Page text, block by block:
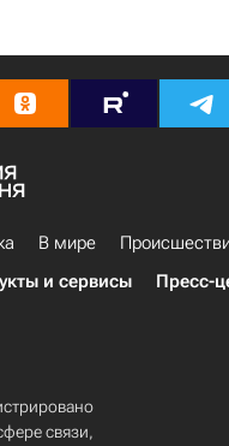
В мире
и сервисы Пресс-
связи,